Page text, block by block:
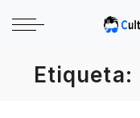
Etiqueta: